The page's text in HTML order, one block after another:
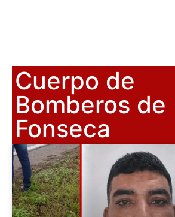
Cuerpo de
Bomberos de
Fonseca